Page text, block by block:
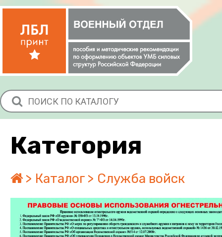
Категория
Каталог Служба войск